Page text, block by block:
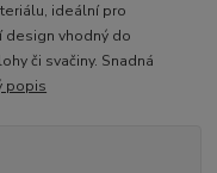
ideální pro
design vhodný do
či svačiny. Snadná
popis